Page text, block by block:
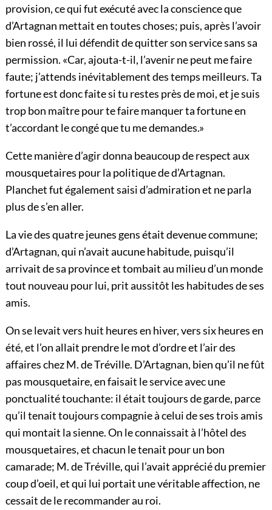
provision, ce qui fut exécuté avec la conscience que
d’Artagnan mettait en toutes choses; puis, après l’avoir
bien rossé, il lui défendit de quitter son service sans sa
permission. «Car, ajouta-t-il, l’avenir ne peut me faire
faute; j’attends inévitablement des temps meilleurs. Ta
fortune est donc faite si tu restes près de moi, et je suis
trop bon maître pour te faire manquer ta fortune en
t’accordant le congé que tu me demandes.»
Cette manière d’agir donna beaucoup de respect aux
mousquetaires pour la politique de d’Artagnan.
Planchet fut également saisi d’admiration et ne parla
plus de s’en aller.
La vie des quatre jeunes gens était devenue commune;
d’Artagnan, qui n’avait aucune habitude, puisqu’il
arrivait de sa province et tombait au milieu d’un monde
tout nouveau pour lui, prit aussitôt les habitudes de ses
amis.
On se levait vers huit heures en hiver, vers six heures en
été, et l’on allait prendre le mot d’ordre et l’air des
affaires chez M. de Tréville. D’Artagnan, bien qu’il ne fût
pas mousquetaire, en faisait le service avec une
ponctualité touchante: il était toujours de garde, parce
qu’il tenait toujours compagnie à celui de ses trois amis
qui montait la sienne. On le connaissait à l’hôtel des
mousquetaires, et chacun le tenait pour un bon
camarade; M. de Tréville, qui l’avait apprécié du premier
coup d’oeil, et qui lui portait une véritable affection, ne
cessait de le recommander au roi.